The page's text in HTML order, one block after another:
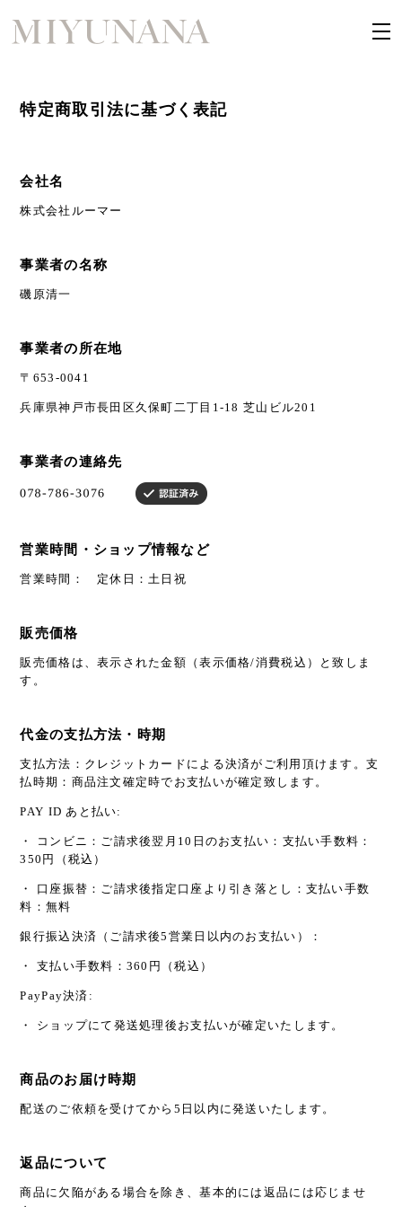
特定商取引法に基づく表記
会社名
株式会社ルーマー
事業者の名称
磯原清一
事業者の所在地
〒653-0041
兵庫県神戸市長田区久保町二丁目1-18 芝山ビル201
事業者の連絡先
営業時間・ショップ情報など
営業時間： 定休日：土日祝
販売価格
販売価格は、表示された金額（表示価格/消費税込）と致しま
す。
代金の支払方法・時期
支払方法：クレジットカードによる決済がご利用頂けます。支
払時期：商品注文確定時でお支払いが確定致します。
PAY ID あと払い:
・ コンビニ：ご請求後翌月10日のお支払い：支払い手数料：
350円（税込）
・ 口座振替：ご請求後指定口座より引き落とし：支払い手数
料：無料
銀行振込決済（ご請求後5営業日以内のお支払い）：
・ 支払い手数料：360円（税込）
PayPay決済:
・ ショップにて発送処理後お支払いが確定いたします。
商品のお届け時期
配送のご依頼を受けてから5日以内に発送いたします。
返品について
商品に欠陥がある場合を除き、基本的には返品には応じませ